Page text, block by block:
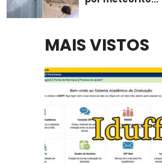
MAIS VISTOS